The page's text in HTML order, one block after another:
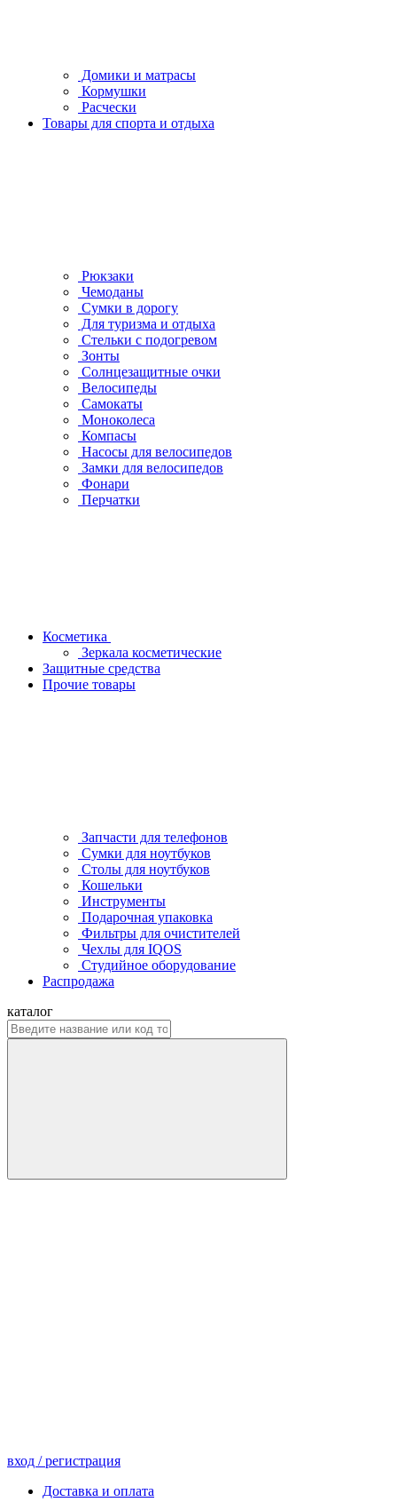
Домики и матрасы
Кормушки
Расчески
Товары для спорта и отдыха
Рюкзаки
Чемоданы
Сумки в дорогу
Для туризма и отдыха
Стельки с подогревом
Зонты
Солнцезащитные очки
Велосипеды
Самокаты
Моноколеса
Компасы
Насосы для велосипедов
Замки для велосипедов
Фонари
Перчатки
Косметика
Зеркала косметические
Защитные средства
Прочие товары
Запчасти для телефонов
Сумки для ноутбуков
Столы для ноутбуков
Кошельки
Инструменты
Подарочная упаковка
Фильтры для очистителей
Чехлы для IQOS
Студийное оборудование
Распродажа
каталог
вход / регистрация
Доставка и оплата